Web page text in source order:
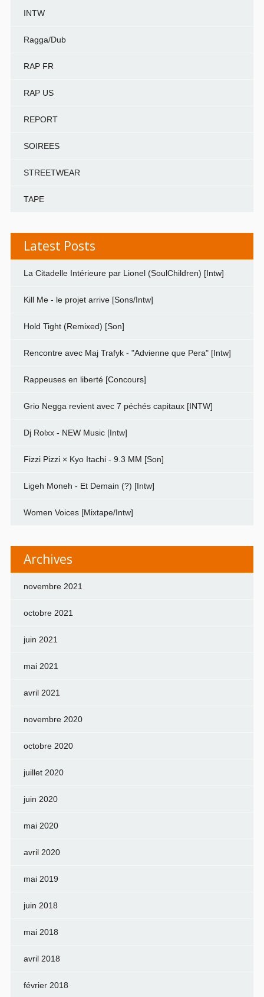
INTW
Ragga/Dub
RAP FR
RAP US
REPORT
SOIREES
STREETWEAR
TAPE
Latest Posts
La Citadelle Intérieure par Lionel (SoulChildren) [Intw]
Kill Me - le projet arrive [Sons/Intw]
Hold Tight (Remixed) [Son]
Rencontre avec Maj Trafyk - "Advienne que Pera" [Intw]
Rappeuses en liberté [Concours]
Grio Negga revient avec 7 péchés capitaux [INTW]
Dj Rolxx - NEW Music [Intw]
Fizzi Pizzi × Kyo Itachi - 9.3 MM [Son]
Ligeh Moneh - Et Demain (?) [Intw]
Women Voices [Mixtape/Intw]
Archives
novembre 2021
octobre 2021
juin 2021
mai 2021
avril 2021
novembre 2020
octobre 2020
juillet 2020
juin 2020
mai 2020
avril 2020
mai 2019
juin 2018
mai 2018
avril 2018
février 2018